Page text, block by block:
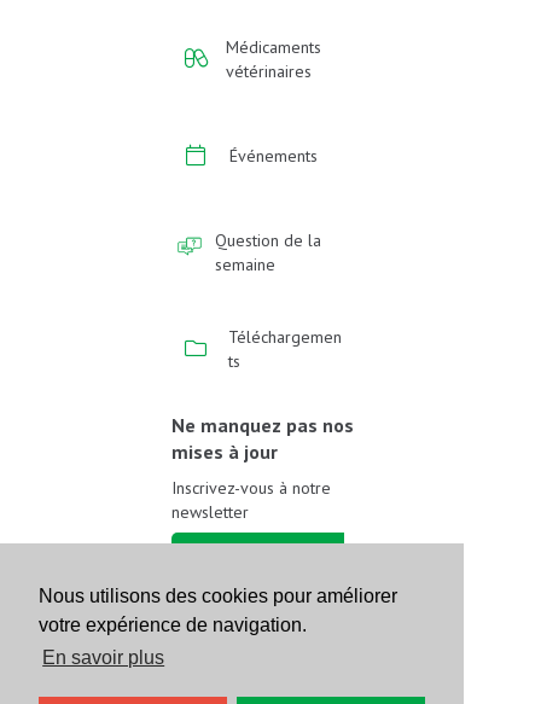
Nous utilisons des cookies pour améliorer
votre expérience de navigation.
En savoir plus
Médicaments
vétérinaires
Événements
Question de la
semaine
Téléchargemen
ts
Ne manquez pas nos
mises à jour
Inscrivez-vous à notre
newsletter
Suivez-nous sur les